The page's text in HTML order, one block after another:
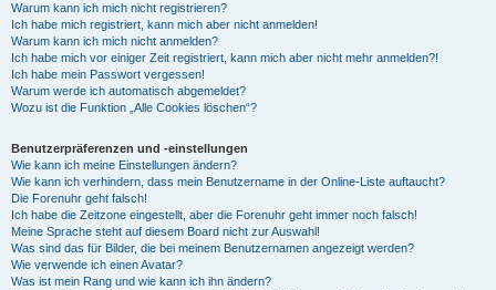
Warum kann ich mich nicht registrieren?
Ich habe mich registriert, kann mich aber nicht anmelden!
Warum kann ich mich nicht anmelden?
Ich habe mich vor einiger Zeit registriert, kann mich aber nicht mehr anmelden?!
Ich habe mein Passwort vergessen!
Warum werde ich automatisch abgemeldet?
Wozu ist die Funktion „Alle Cookies löschen“?
Benutzerpräferenzen und -einstellungen
Wie kann ich meine Einstellungen ändern?
Wie kann ich verhindern, dass mein Benutzername in der Online-Liste auftaucht?
Die Forenuhr geht falsch!
Ich habe die Zeitzone eingestellt, aber die Forenuhr geht immer noch falsch!
Meine Sprache steht auf diesem Board nicht zur Auswahl!
Was sind das für Bilder, die bei meinem Benutzernamen angezeigt werden?
Wie verwende ich einen Avatar?
Was ist mein Rang und wie kann ich ihn ändern?